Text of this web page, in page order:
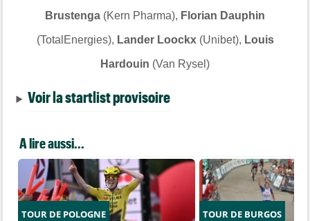
Brustenga (Kern Pharma), Florian Dauphin
(TotalEnergies), Lander Loockx(Unibet), Louis
Hardouin (Van Rysel)
Voir la startlist provisoire
A lire aussi...
TOUR DE POLOGNE TOUR DE BURGOS